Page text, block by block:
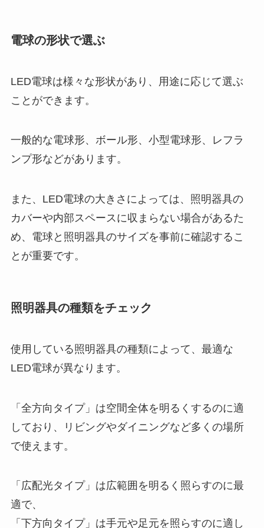
電球の形状で選ぶ
LED電球は様々な形状があり、用途に応じて選ぶ
ことができます。
一般的な電球形、ボール形、小型電球形、レフラ
ンプ形などがあります。
また、LED電球の大きさによっては、照明器具の
カバーや内部スペースに収まらない場合があるた
め、電球と照明器具のサイズを事前に確認するこ
とが重要です。
照明器具の種類をチェック
使用している照明器具の種類によって、最適な
LED電球が異なります。
「全方向タイプ」は空間全体を明るくするのに適
しており、リビングやダイニングなど多くの場所
で使えます。
「広配光タイプ」は広範囲を明るく照らすのに最
適で、
「下方向タイプ」は手元や足元を照らすのに適し